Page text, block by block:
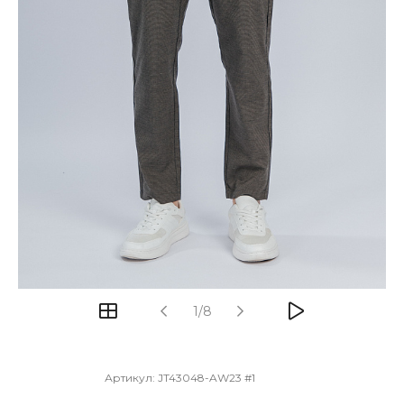
1/8
Артикул: JT43048-AW23 #1